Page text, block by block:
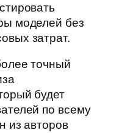
моделей без
затрат.
точный
будет
по всему
из авторов